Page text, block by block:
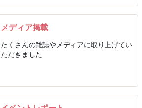
メディア掲載
たくさんの雑誌やメディアに取り上げてい
ただきました